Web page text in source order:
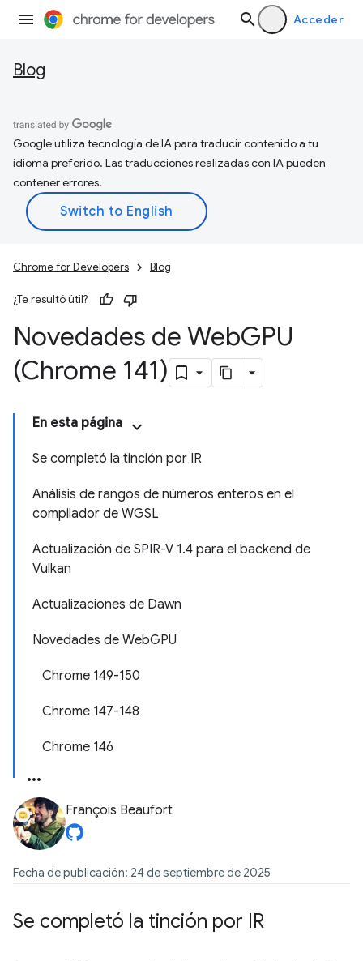
Acceder
Blog
Google utiliza tecnología de IA para traducir contenido a tu
idioma preferido. Las traducciones realizadas con IA pueden
contener errores.
Chrome for Developers Blog
¿Te resultó útil?
Novedades de WebGPU
(Chrome 141)
En esta página
Se completó la tinción por IR
Análisis de rangos de números enteros en el
compilador de WGSL
Actualización de SPIR-V 1.4 para el backend de
Vulkan
Actualizaciones de Dawn
Novedades de WebGPU
Chrome 149-150
Chrome 147-148
Chrome 146
François Beaufort
Fecha de publicación: 24 de septiembre de 2025
Se completó la tinción por IR